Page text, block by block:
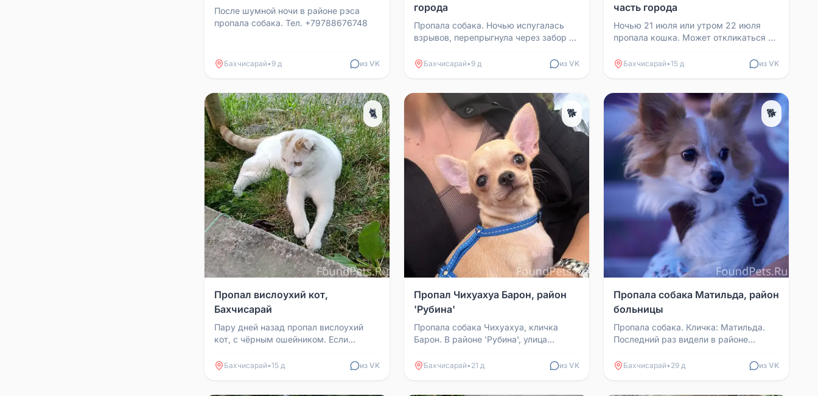
После шумной ночи в районе рэса
пропала собака. Тел. +79788676748
Бахчисарай• 9 д из VK
города
Пропала собака. Ночью испугалась
взрывов, перепрыгнула через забор и
Стерилизована....
Бахчисарай• 9 д из VK
часть города
Ночью 21 июля или утром 22 июля
пропала кошка. Может откликаться на
части города. Прос...
Бахчисарай•15 д из VK
🐈
Пропал вислоухий кот,
Бахчисарай
Пару дней назад пропал вислоухий
кот, с чёрным ошейником. Если
для связи: +79786298805
Бахчисарай•15 д из VK
🐕
Пропал Чихуахуа Барон, район
'Рубина'
Пропала собака Чихуахуа, кличка
Барон. В районе 'Рубина', улица
видел — прошу сообщить ...
Бахчисарай• 21 д из VK
🐕
Пропала собака Матильда, район
больницы
Пропала собака. Кличка: Матильда.
Последний раз видели в районе
сада в сторону Преду...
Бахчисарай• 29 д из VK